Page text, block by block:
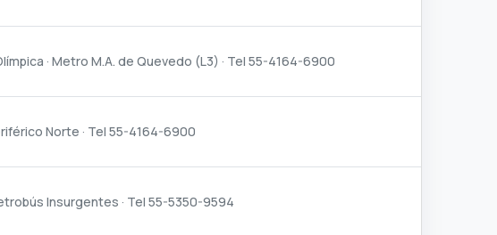
· Metro M.A. de Quevedo (L3) · Tel 55-4164-6900
Norte · Tel 55-4164-6900
Insurgentes · Tel 55-5350-9594